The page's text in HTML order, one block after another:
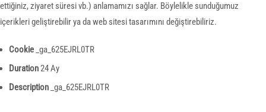
ettiğiniz, ziyaret süresi vb.) anlamamızı sağlar. Böylelikle sunduğumuz
içerikleri geliştirebilir ya da web sitesi tasarımını değiştirebiliriz.
Cookie _ga_625EJRL0TR
Duration24 Ay
Description _ga_625EJRL0TR